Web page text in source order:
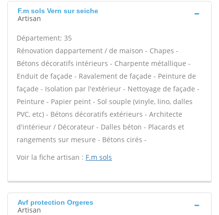
F.m sols Vern sur seiche
Artisan
Département: 35
Rénovation dappartement / de maison - Chapes -
Bétons décoratifs intérieurs - Charpente métallique -
Enduit de façade - Ravalement de façade - Peinture de
façade - Isolation par l'extérieur - Nettoyage de façade -
Peinture - Papier peint - Sol souple (vinyle, lino, dalles
PVC, etc) - Bétons décoratifs extérieurs - Architecte
d'intérieur / Décorateur - Dalles béton - Placards et
rangements sur mesure - Bétons cirés -
Voir la fiche artisan : F.m sols
Avf protection Orgeres
Artisan